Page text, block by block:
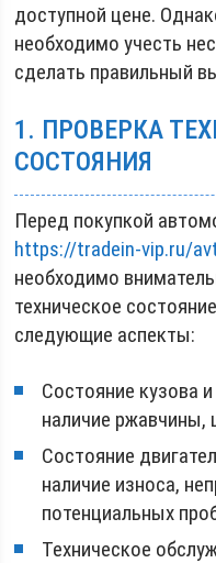
доступной цене.
необходимо учесть
сделать правильный
1. ПРОВЕРКА
СОСТОЯНИЯ
Перед покупкой
https://tradein-vip.ru/
необходимо
техническое
следующие аспекты:
Состояние кузова
наличие ржавчины,
Состояние
наличие износа,
потенциальных
Техническое